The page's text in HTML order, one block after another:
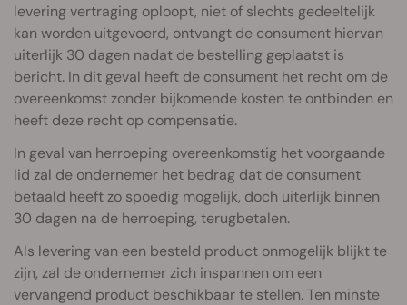
levering vertraging oploopt, niet of slechts gedeeltelijk
kan worden uitgevoerd, ontvangt de consument hiervan
uiterlijk 30 dagen nadat de bestelling geplaatst is
bericht. In dit geval heeft de consument het recht om de
overeenkomst zonder bijkomende kosten te ontbinden en
heeft deze recht op compensatie.
In geval van herroeping overeenkomstig het voorgaande
lid zal de ondernemer het bedrag dat de consument
betaald heeft zo spoedig mogelijk, doch uiterlijk binnen
30 dagen na de herroeping, terugbetalen.
Als levering van een besteld product onmogelijk blijkt te
zijn, zal de ondernemer zich inspannen om een
vervangend product beschikbaar te stellen. Ten minste